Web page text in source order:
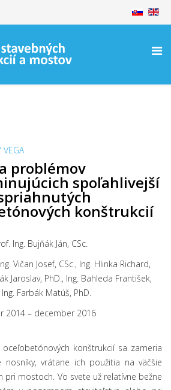
VEGA
problémov
spoľahlivejší
konštrukcií
Ing. Bujňák Ján, CSc.
Vičan Josef, CSc., Ing. Hlinka Richard,
Jaroslav, PhD., Ing. Bahleda František,
Ing. Farbák Matúš, PhD.
2014 – december 2016
konštrukcií sa zameria
nosníky, vrátane ich použitia na väčšie
pri mostoch. Vo svete už relatívne bežne